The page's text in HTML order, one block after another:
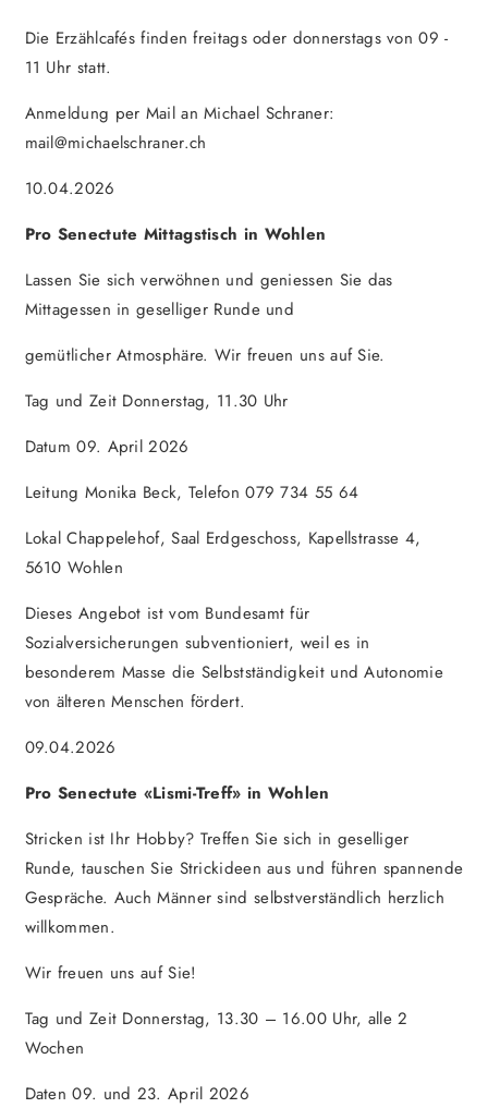
Die Erzählcafés finden freitags oder donnerstags von 09 -
11 Uhr statt.
Anmeldung per Mail an Michael Schraner:
mail@michaelschraner.ch
10.04.2026
Pro Senectute Mittagstisch in Wohlen
Lassen Sie sich verwöhnen und geniessen Sie das
Mittagessen in geselliger Runde und
gemütlicher Atmosphäre. Wir freuen uns auf Sie.
Tag und Zeit Donnerstag, 11.30 Uhr
Datum 09. April 2026
Leitung Monika Beck, Telefon 079 734 55 64
Lokal Chappelehof, Saal Erdgeschoss, Kapellstrasse 4,
5610 Wohlen
Dieses Angebot ist vom Bundesamt für
Sozialversicherungen subventioniert, weil es in
besonderem Masse die Selbstständigkeit und Autonomie
von älteren Menschen fördert.
09.04.2026
Pro Senectute «Lismi-Treff» in Wohlen
Stricken ist Ihr Hobby? Treffen Sie sich in geselliger
Runde, tauschen Sie Strickideen aus und führen spannende
Gespräche. Auch Männer sind selbstverständlich herzlich
willkommen.
Wir freuen uns auf Sie!
Tag und Zeit Donnerstag, 13.30 – 16.00 Uhr, alle 2
Wochen
Daten 09. und 23. April 2026